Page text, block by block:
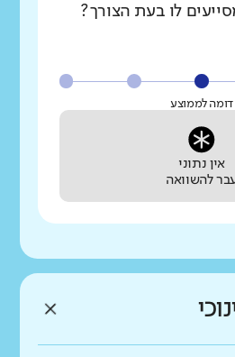
לו בעת הצורך?
דומה לממוצע
אין נתוני
להשוואה